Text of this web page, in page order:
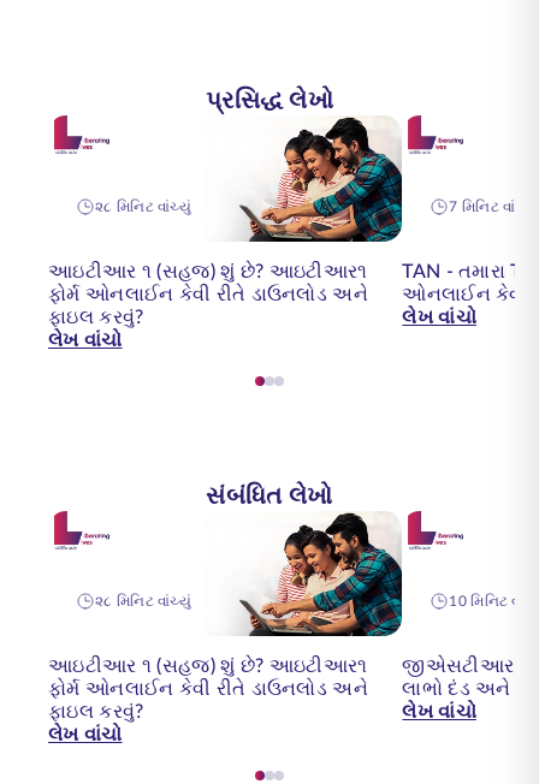
પ્રસિદ્ધ લેખો
૨૮ મિનિટ વાંચ્યું
આઇટીઆર ૧ (સહજ) શું છે? આઇટીઆર૧
ફોર્મ ઓનલાઈન કેવી રીતે ડાઉનલોડ અને
ફાઇલ કરવું?
લેખ વાંચો
7 મિનિટ વાંચ્યું
TAN - તમારા
ઓનલાઈન કેવી
લેખ વાંચો
સંબંધિત લેખો
૨૮ મિનિટ વાંચ્યું
આઇટીઆર ૧ (સહજ) શું છે? આઇટીઆર૧
ફોર્મ ઓનલાઈન કેવી રીતે ડાઉનલોડ અને
ફાઇલ કરવું?
લેખ વાંચો
10 મિનિટ
જીએસટીઆર 7
લાભો દંડ અને
લેખ વાંચો